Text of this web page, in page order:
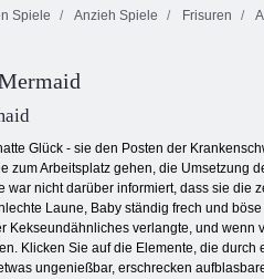
Spiele Anzieh Spiele Frisuren
Glück - sie den Posten der
zum Arbeitsplatz gehen, die
nicht darüber informiert, dass sie
Laune, Baby ständig frech und
verlangte, und
Klicken Sie auf die Elemente, die
ungenießbar, erschrecken